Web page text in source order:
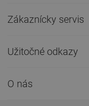
Zákaznícky servis
Užitočné odkazy
O nás